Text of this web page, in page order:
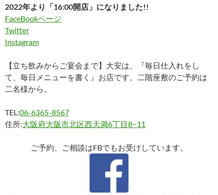
2022年より「16:00開店」になりました!!
FaceBookページ
Twitter
Instagram
【立ち飲みからご宴会まで】大安は、『毎日仕入れをし
て、毎日メニューを書く』お店です。二階座敷のご予約は
二名様から。
TEL:06-6365-8567
住所:大阪府大阪市北区西天満6丁目8−11
ご予約、ご相談はFBでもお受けしています。